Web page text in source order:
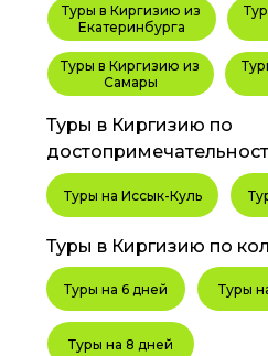
Туры на Иссык-Куль
Туры на 6 дней Туры
Туры на 8 дней
Туры в Киргизию из
Самары
Туры в Киргизию из
Екатеринбурга
Туры в Киргизию по
Туры в Киргизию по